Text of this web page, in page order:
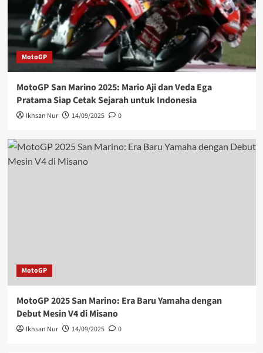
MotoGP
MotoGP San Marino 2025: Mario Aji dan Veda Ega
Pratama Siap Cetak Sejarah untuk Indonesia
Ikhsan Nur 14/09/2025 0
MotoGP
MotoGP 2025 San Marino: Era Baru Yamaha dengan
Debut Mesin V4 di Misano
Ikhsan Nur 14/09/2025 0